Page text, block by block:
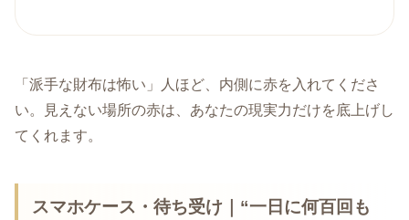
「派手な財布は怖い」人ほど、内側に赤を入れてくださ
い。見えない場所の赤は、あなたの現実力だけを底上げし
てくれます。
スマホケース・待ち受け｜“一日に何百回も